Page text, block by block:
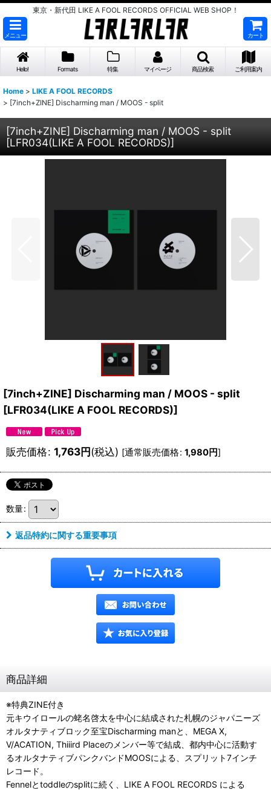
東京・新代田 LIKE A FOOL RECORDS OFFICIAL WEB SHOP！
メニュー カート
Hello! Formats 特集 マイページ 商品検索 ご利用案内
Home > LIKE A FOOL RECORDS
> [7inch+ZINE] Discharming man / MOOS - split
[7inch+ZINE] Discharming man / MOOS - split
[LFR034(LIKE A FOOL RECORDS)]
[7inch+ZINE] Discharming man / MOOS - split
[LFR034(LIKE A FOOL RECORDS)]
販売価格: 1,763円(税込) [通常販売価格: 1,980円]
数量:
返品特約に関する重要事項
商品詳細
※特典ZINE付き
元キウイロールの蛯名啓太を中心に結成された札幌のジャパニーズ
オルタナティブロック至宝Discharming manと、MEGA X,
V/ACATION, Thiiird Placeのメンバー等で結成、都内中心に活動す
るオルタナティブパンクバンドMOOSによる、スプリット7インチ
レコード。
Fennelとtoddleのsplitに続く、LIKE A FOOL RECORDS による